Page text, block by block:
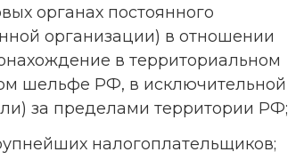
органах постоянного
организации) в отношении
в территориальном
шельфе РФ, в исключительной
за пределами территории РФ;
налогоплательщиков;